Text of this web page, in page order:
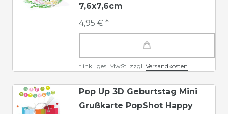
7,6x7,6cm
4,95 € *
* inkl. ges. MwSt. zzgl. Versandkosten
Pop Up 3D Geburtstag Mini
Grußkarte PopShot Happy